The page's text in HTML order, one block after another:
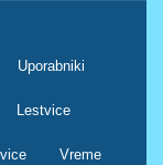
Uporabniki
Lestvice
Vreme